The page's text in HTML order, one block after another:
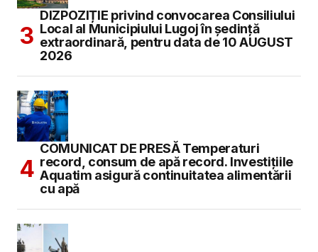
DIZPOZIȚIE privind convocarea Consiliului
Local al Municipiului Lugoj în şedinţă
extraordinară, pentru data de 10 AUGUST
2026
COMUNICAT DE PRESĂ Temperaturi
record, consum de apă record. Investițiile
Aquatim asigură continuitatea alimentării
cu apă